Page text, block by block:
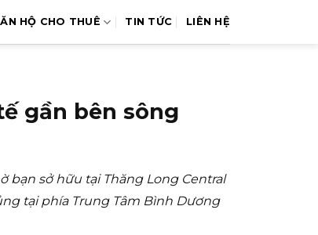
HỘ CHO THUÊ TIN TỨC LIÊN HỆ
gần bên sông
bạn sở hữu tại Thăng Long Central
tại phía Trung Tâm Bình Dương